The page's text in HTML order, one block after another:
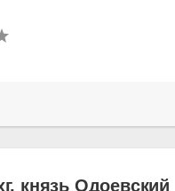
князь Одоевский